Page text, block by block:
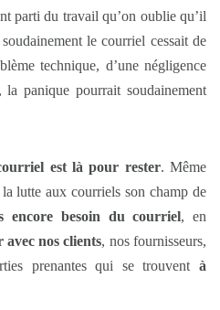
parti du travail qu’on oublie qu’il
le courriel cessait de
technique, d’une négligence
panique pourrait soudainement
est là pour rester. Même
lutte aux courriels son champ de
encore besoin du courriel, en
nos clients, nos fournisseurs,
prenantes qui se trouvent à